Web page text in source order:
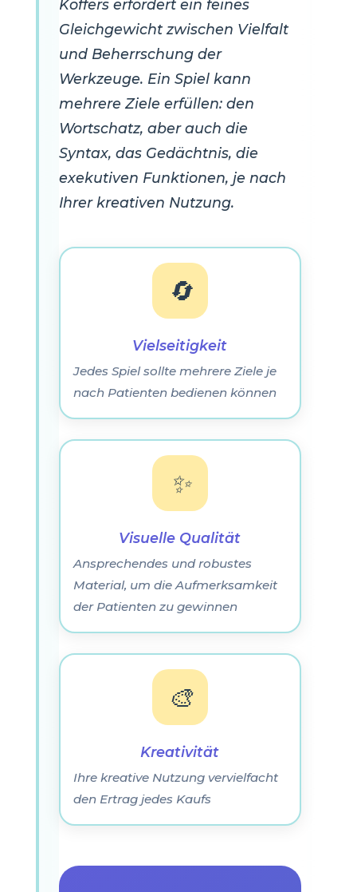
Koffers erfordert ein feines
Gleichgewicht zwischen Vielfalt
und Beherrschung der
Werkzeuge. Ein Spiel kann
mehrere Ziele erfüllen: den
Wortschatz, aber auch die
Syntax, das Gedächtnis, die
exekutiven Funktionen, je nach
Ihrer kreativen Nutzung.
🔄
Vielseitigkeit
Jedes Spiel sollte mehrere Ziele je
nach Patienten bedienen können
✨
Visuelle Qualität
Ansprechendes und robustes
Material, um die Aufmerksamkeit
der Patienten zu gewinnen
🎨
Kreativität
Ihre kreative Nutzung vervielfacht
den Ertrag jedes Kaufs